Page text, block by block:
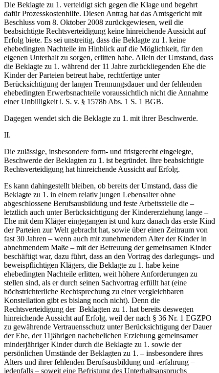
Die Beklagte zu 1. verteidigt sich gegen die Klage und begehrt
dafür Prozesskostenhilfe. Diesen Antrag hat das Amtsgericht mit
Beschluss vom 8. Oktober 2008 zurückgewiesen, weil die
beabsichtigte Rechtsverteidigung keine hinreichende Aussicht auf
Erfolg biete. Es sei unstreitig, dass die Beklagte zu 1. keine
ehebedingten Nachteile im Hinblick auf die Möglichkeit, für den
eigenen Unterhalt zu sorgen, erlitten habe. Allein der Umstand, dass
die Beklagte zu 1. während der 11 Jahre zurückliegenden Ehe die
Kinder der Parteien betreut habe, rechtfertige unter
Berücksichtigung der langen Trennungsdauer und der fehlenden
ehebedingten Erwerbsnachteile voraussichtlich nicht die Annahme
einer Unbilligkeit i. S. v. § 1578b Abs. 1 S. 1 BGB.
Dagegen wendet sich die Beklagte zu 1. mit ihrer Beschwerde.
II.
Die zulässige, insbesondere form- und fristgerecht eingelegte,
Beschwerde der Beklagten zu 1. ist begründet. Ihre beabsichtigte
Rechtsverteidigung hat hinreichende Aussicht auf Erfolg.
Es kann dahingestellt bleiben, ob bereits der Umstand, dass die
Beklagte zu 1. in einem relativ jungen Lebensalter ohne
abgeschlossene Berufsausbildung und feste Arbeitsstelle die –
letztlich auch unter Berücksichtigung der Kindererziehung lange –
Ehe mit dem Kläger eingegangen ist und kurz danach das erste Kind
der Parteien zur Welt gebracht hat, sowie über einen Zeitraum von
fast 30 Jahren – wenn auch mit zunehmendem Alter der Kinder in
abnehmendem Maße – mit der Betreuung der gemeinsamen Kinder
beschäftigt war, dazu führt, dass an den Vortrag des darlegungs- und
beweispflichtigen Klägers, die Beklagte zu 1. habe keine
ehebedingten Nachteile erlitten, weit höhere Anforderungen zu
stellen sind, als er durch seinen Sachvortrag erfüllt hat (eine
höchstrichterliche Rechtsprechung zu einer vergleichbaren
Konstellation gibt es bislang noch nicht). Denn die
Rechtsverteidigung der Beklagten zu 1. hat bereits deswegen
hinreichende Aussicht auf Erfolg, weil der nach § 36 Nr. 1 EGZPO
zu gewährende Vertrauensschutz unter Berücksichtigung der Dauer
der Ehe, der 11jährigen nachehelichen Erziehung gemeinsamer
minderjähriger Kinder durch die Beklagte zu 1. sowie der
persönlichen Umstände der Beklagten zu 1. – insbesondere ihres
Alters und ihrer fehlenden Berufsausbildung und -erfahrung –
jedenfalls – soweit eine Befristung des Unterhaltsanspruchs